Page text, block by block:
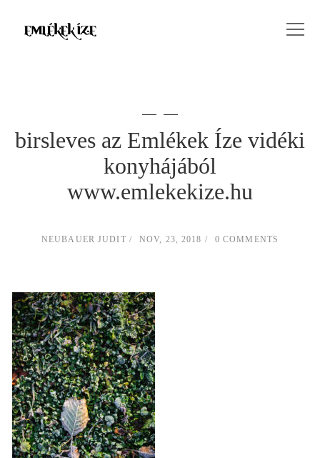
birsleves az Emlékek Íze vidéki
konyhájából
www.emlekekize.hu
NEUBAUER JUDIT NOV, 23, 2018 0 COMMENTS